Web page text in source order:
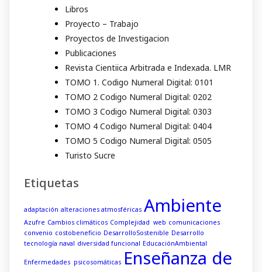
Libros
Proyecto – Trabajo
Proyectos de Investigacion
Publicaciones
Revista Cientiica Arbitrada e Indexada. LMR
TOMO 1. Codigo Numeral Digital: 0101
TOMO 2 Codigo Numeral Digital: 0202
TOMO 3 Codigo Numeral Digital: 0303
TOMO 4 Codigo Numeral Digital: 0404
TOMO 5 Codigo Numeral Digital: 0505
Turisto Sucre
Etiquetas
adaptación alteraciones atmosféricas Ambiente
Azufre Cambios climáticos Complejidad web comunicaciones
convenio costobeneficio DesarrolloSostenible Desarrollo
tecnología naval diversidad funcional EducaciónAmbiental
Enfermedades psicosomáticas Enseñanza de